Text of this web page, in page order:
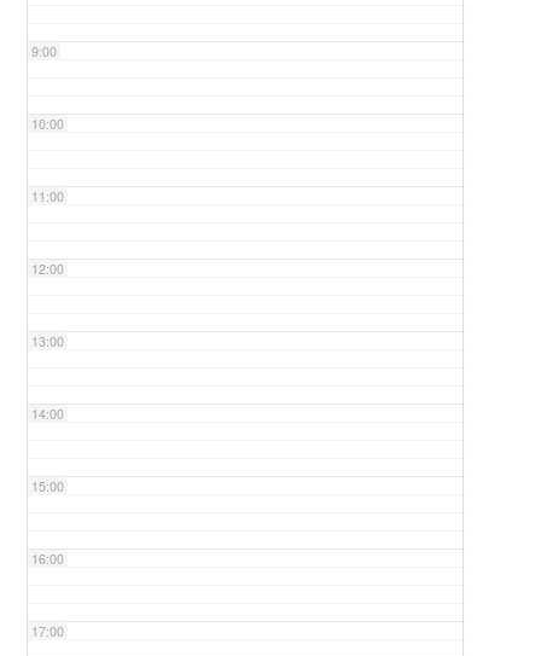
9:00
10:00
11:00
12:00
13:00
14:00
15:00
16:00
17:00